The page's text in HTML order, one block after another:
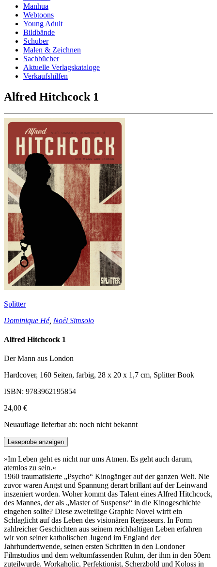
Manhua
Webtoons
Young Adult
Bildbände
Schuber
Malen & Zeichnen
Sachbücher
Aktuelle Verlagskataloge
Verkaufshilfen
Alfred Hitchcock 1
Splitter
Dominique Hé, Noël Simsolo
Alfred Hitchcock 1
Der Mann aus London
Hardcover, 160 Seiten, farbig, 28 x 20 x 1,7 cm, Splitter Book
ISBN: 9783962195854
24,00 €
Neuauflage lieferbar ab: noch nicht bekannt
Leseprobe anzeigen
»Im Leben geht es nicht nur ums Atmen. Es geht auch darum,
atemlos zu sein.«
1960 traumatisierte „Psycho“ Kinogänger auf der ganzen Welt. Nie
zuvor waren Angst und Spannung derart brillant auf der Leinwand
inszeniert worden. Woher kommt das Talent eines Alfred Hitchcock,
des Mannes, der als „Master of Suspense“ in die Kinogeschichte
eingehen sollte? Diese zweiteilige Graphic Novel wirft ein
Schlaglicht auf das Leben des visionären Regisseurs. In Form
zahlreicher Geschichten aus seinem reichhaltigen Leben erfahren
wir von seiner katholischen Jugend im England der
Jahrhundertwende, seinen ersten Schritten in den Londoner
Filmstudios und dem weltumfassenden Ruhm, der ihm in den 50ern
zuteilwurde. Workaholic, Perfektionist, Scherzbold und Koloss in